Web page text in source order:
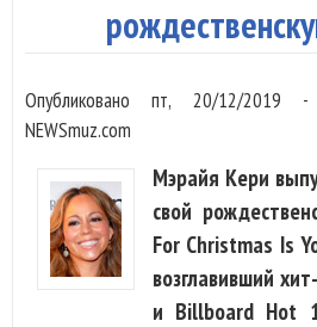
Опубликованопт, 20/12/2019 -
NEWSmuz.com
Мэрайя Кери
свой
For Christmas Is
возглавивший
и Billboard Hot